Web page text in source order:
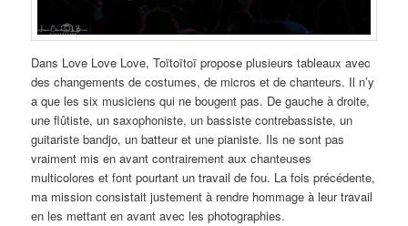
Dans Love Love Love, Toïtoïtoï propose plusieurs tableaux avec
des changements de costumes, de micros et de chanteurs. Il n’y
a que les six musiciens qui ne bougent pas. De gauche à droite,
une flûtiste, un saxophoniste, un bassiste contrebassiste, un
guitariste bandjo, un batteur et une pianiste. Ils ne sont pas
vraiment mis en avant contrairement aux chanteuses
multicolores et font pourtant un travail de fou. La fois précédente,
ma mission consistait justement à rendre hommage à leur travail
en les mettant en avant avec les photographies.